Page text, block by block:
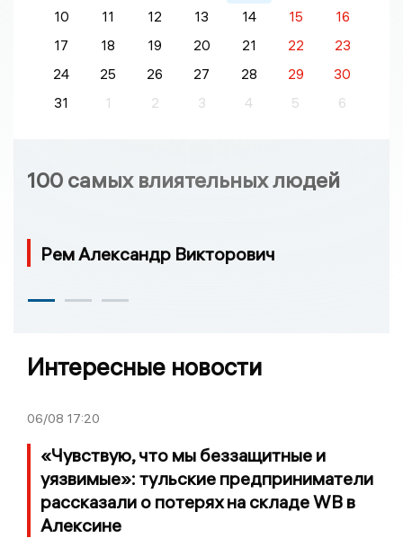
10
11 12 13 14 15
16
17
18 19 20 21 22
23
24
25 26 27 28 29
30
31
1 2 3 4 5 6
100 самых влиятельных людей
Рем Александр Викторович
Интересные новости
06/08 17:20
«Чувствую, что мы беззащитные и
уязвимые»: тульские предприниматели
рассказали о потерях на складе WB в
Алексине